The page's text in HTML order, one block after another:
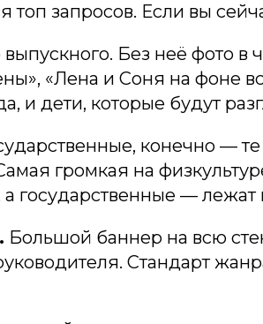
топ запросов. Если вы
Без неё фото в
«Лена и Соня на фоне
и дети, которые будут
конечно —
громкая на
государственные — лежат
Большой баннер на всю
Стандарт